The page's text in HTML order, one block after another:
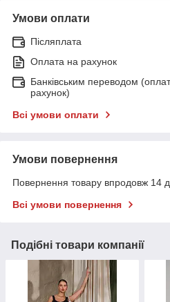
Умови оплати
Післяплата
Оплата на рахунок
Банківським переводом
рахунок)
Всі умови оплати
Умови повернення
Повернення товару впродовж 14
Всі умови повернення
Подібні товари компанії